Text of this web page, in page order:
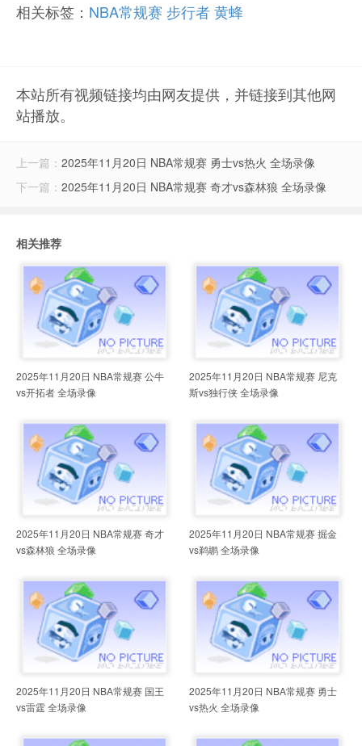
相关标签： NBA常规赛 步行者黄蜂
本站所有视频链接均由网友提供，并链接到其他网
站播放。
上一篇： 2025年11月20日 NBA常规赛 勇士vs热火 全场录像
下一篇： 2025年11月20日 NBA常规赛 奇才vs森林狼 全场录像
相关推荐
2025年11月20日 NBA常规赛 公牛
vs开拓者 全场录像
2025年11月20日 NBA常规赛 尼克
斯vs独行侠 全场录像
2025年11月20日 NBA常规赛 奇才
vs森林狼 全场录像
2025年11月20日 NBA常规赛 掘金
vs鹈鹕 全场录像
2025年11月20日 NBA常规赛 国王
vs雷霆 全场录像
2025年11月20日 NBA常规赛 勇士
vs热火 全场录像